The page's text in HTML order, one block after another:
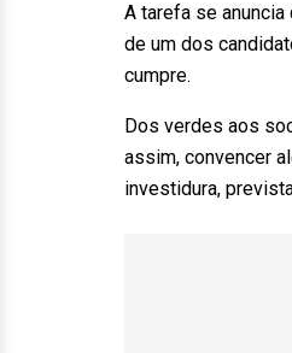
A tarefa se
de um dos
cumpre.
Dos verdes aos
assim, convencer
investidura,